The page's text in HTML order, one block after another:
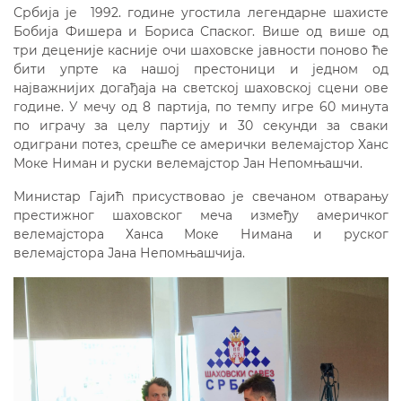
Србија је 1992. године угостила легендарне шахисте
Бобија Фишера и Бориса Спаског. Више од више од
три деценије касније очи шаховске јавности поново ће
бити упрте ка нашој престоници и једном од
најважнијих догађаја на светској шаховској сцени ове
године. У мечу од 8 партија, по темпу игре 60 минута
по играчу за целу партију и 30 секунди за сваки
одиграни потез, срешће се амерички велемајстор Ханс
Моке Ниман и руски велемајстор Јан Непомњашчи.
Министар Гајић присуствовао је свечаном отварању
престижног шаховског меча између америчког
велемајстора Ханса Моке Нимана и руског
велемајстора Јана Непомњашчија.